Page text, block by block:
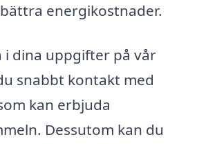
energikostnader.
i dina uppgifter på vår
snabbt kontakt med
kan erbjuda
Dessutom kan du